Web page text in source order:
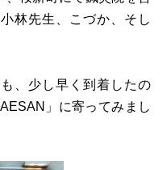
林先生、こづか、そし
、少し早く到着したの
」に寄ってみまし